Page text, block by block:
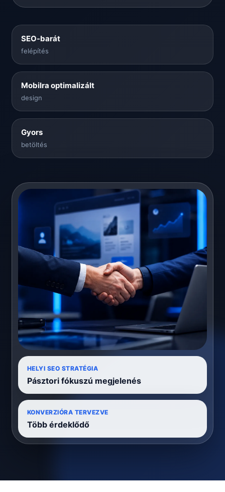
SEO-barát
felépítés
Mobilra optimalizált
design
Gyors
betöltés
HELYI SEO STRATÉGIA
Pásztori fókuszú megjelenés
KONVERZIÓRA TERVEZVE
Több érdeklődő